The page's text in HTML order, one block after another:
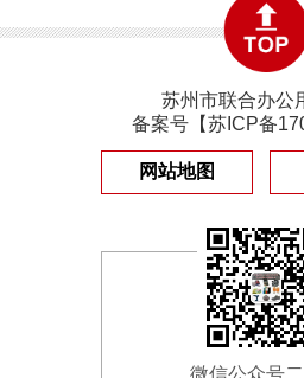
苏州市联合办公
备案号【苏ICP备
网站地图
微信公众号